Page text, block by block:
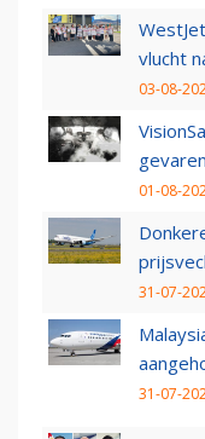
vlucht
03-08-
01-08-
31-07-
31-07-